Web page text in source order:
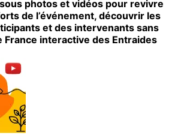
photos et vidéos pour revivre
de l’événement, découvrir les
et des intervenants sans
France interactive des Entraides